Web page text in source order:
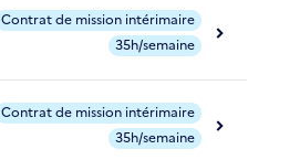
Contrat de mission intérimaire
35h/semaine
Contrat de mission intérimaire
35h/semaine